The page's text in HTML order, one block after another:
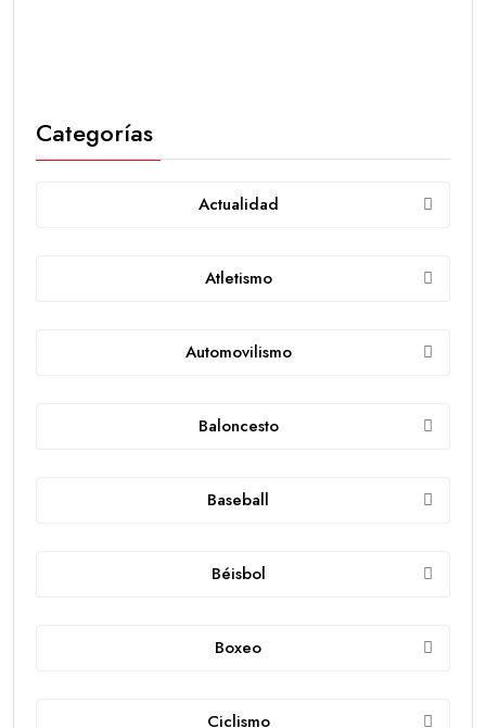
Categorías
Actualidad
Atletismo
Automovilismo
Baloncesto
Baseball
Béisbol
Boxeo
Ciclismo